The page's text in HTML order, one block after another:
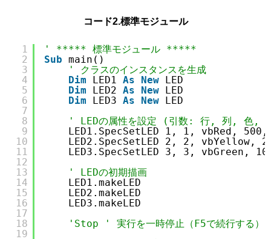
コード2.標準モジュール
1
2
3
4
5
6
7
8
9
10
11
12
13
14
15
16
17
18
19
' ***** 標準モジュール *****
Sub main()
' クラスのインスタンスを生成
Dim
LED1 As New LED
Dim
LED2 As New LED
Dim
LED3 As New LED
' LEDの属性を設定 (引数: 行, 列, 色, 点
LED1.SpecSetLED 1, 1, vbRed,
LED2.SpecSetLED 2, 2,
LED3.SpecSetLED 3, 3, vbGreen,
' LEDの初期描画
LED1.makeLED
LED2.makeLED
LED3.makeLED
'Stop ' 実行を一時停止（F5で続行する）